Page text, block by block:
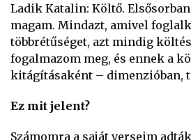
Ladik Katalin: Költő.
magam. Mindazt, amivel
többrétűséget, azt mindig
fogalmazom meg, és ennek a
kitágításaként – dimenzióban,
Ez mit jelent?
Számomra a saját verseim